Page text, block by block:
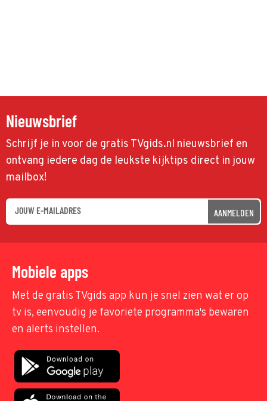
Nieuwsbrief
Schrijf je in voor de gratis TVgids.nl nieuwsbrief en
ontvang iedere dag de leukste kijktips direct in jouw
mailbox!
AANMELDEN
Mobiele apps
Met de gratis TVgids app kun je snel zien wat er op
tv is, eenvoudig je favoriete programma's bewaren
en alerts instellen.